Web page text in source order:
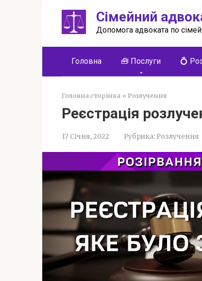
Сімейний
Допомога адвоката по
Головна 🧰 Послуги 💍
Головна сторінка »Розлучення
Реєстрація
17 Січня, 2022 Рубрика: Розлучення